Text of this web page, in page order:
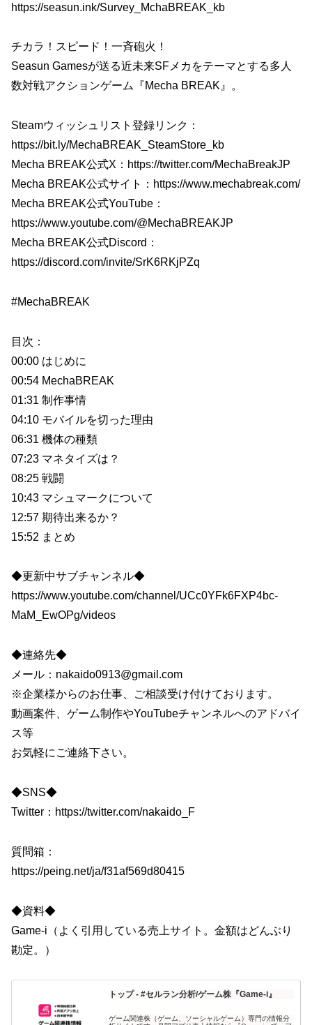
https://seasun.ink/Survey_MchaBREAK_kb
チカラ！スピード！一斉砲火！
Seasun Gamesが送る近未来SFメカをテーマとする多人
数対戦アクションゲーム『Mecha BREAK』。
Steamウィッシュリスト登録リンク：
https://bit.ly/MechaBREAK_SteamStore_kb
Mecha BREAK公式X：https://twitter.com/MechaBreakJP
Mecha BREAK公式サイト：https://www.mechabreak.com/
Mecha BREAK公式YouTube：
https://www.youtube.com/@MechaBREAKJP
Mecha BREAK公式Discord：
https://discord.com/invite/SrK6RKjPZq
#MechaBREAK
目次：
00:00 はじめに
00:54 MechaBREAK
01:31 制作事情
04:10 モバイルを切った理由
06:31 機体の種類
07:23 マネタイズは？
08:25 戦闘
10:43 マシュマークについて
12:57 期待出来るか？
15:52 まとめ
◆更新中サブチャンネル◆
https://www.youtube.com/channel/UCc0YFk6FXP4bc-
MaM_EwOPg/videos
◆連絡先◆
メール：nakaido0913@gmail.com
※企業様からのお仕事、ご相談受け付けております。
動画案件、ゲーム制作やYouTubeチャンネルへのアドバイ
ス等
お気軽にご連絡下さい。
◆SNS◆
Twitter：https://twitter.com/nakaido_F​
質問箱：
https://peing.net/ja/f31af569d80415
◆資料◆
Game-i（よく引用している売上サイト。金額はどんぶり
勘定。）
トップ - #セルラン分析/ゲーム株『Game-i』
ゲーム関連株（ゲーム、ソーシャルゲーム）専門の情報分